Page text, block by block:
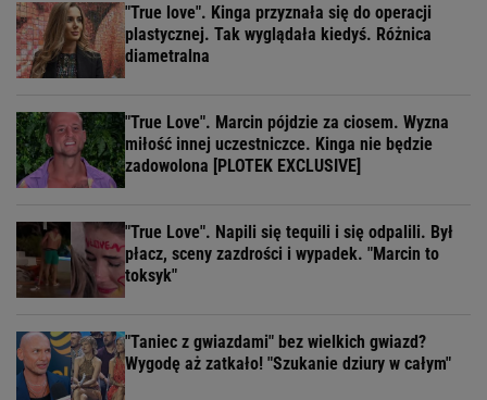
"True love". Kinga przyznała się do operacji
plastycznej. Tak wyglądała kiedyś. Różnica
diametralna
"True Love". Marcin pójdzie za ciosem. Wyzna
miłość innej uczestniczce. Kinga nie będzie
zadowolona [PLOTEK EXCLUSIVE]
"True Love". Napili się tequili i się odpalili. Był
płacz, sceny zazdrości i wypadek. "Marcin to
toksyk"
"Taniec z gwiazdami" bez wielkich gwiazd?
Wygodę aż zatkało! "Szukanie dziury w całym"